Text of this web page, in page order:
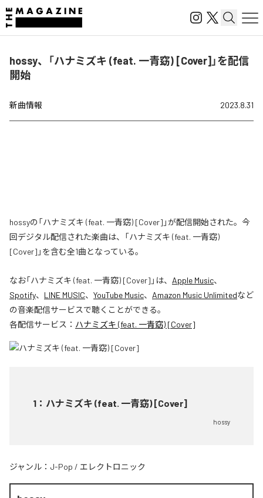
hossy、「ハナミズキ (feat. 一青窈) [Cover]」を配信
開始
新曲情報 2023.8.31
hossyの「ハナミズキ (feat. 一青窈) [Cover]」が配信開始された。今
回デジタル配信された楽曲は、「ハナミズキ (feat. 一青窈)
[Cover]」を含む全1曲となっている。
なお「ハナミズキ (feat. 一青窈) [Cover] 」は、 Apple Music、
Spotify、 LINE MUSIC、 YouTube Music、 Amazon Music Unlimitedなど
の音楽配信サービスで聴くことができる。
各配信サービス： ハナミズキ (feat. 一青窈) [Cover]
1 ： ハナミズキ (feat. 一青窈) [Cover]
hossy
ジャンル： J-Pop / エレクトロニック